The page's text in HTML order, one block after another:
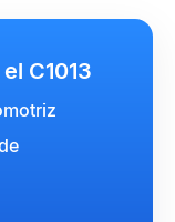
C1013